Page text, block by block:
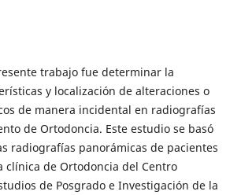
trabajo fue determinar la
y localización de alteraciones o
de manera incidental en radiografías
de Ortodoncia. Este estudio se basó
radiografías panorámicas de pacientes
clínica de Ortodoncia del Centro
de Posgrado e Investigación de la